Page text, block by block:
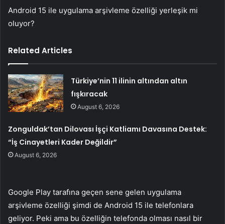
Android 15 ile uygulama arşivleme özelliği yerleşik mi
oluyor?
Related Articles
Türkiye’nin 11 ilinin altından altın
fışkıracak
August 6, 2026
Zonguldak’tan Dilovası İşçi Katliamı Davasına Destek:
“İş Cinayetleri Kader Değildir”
August 6, 2026
Google Play tarafına geçen sene gelen uygulama
arşivleme özelliği şimdi de Android 15 ile telefonlara
geliyor. Peki ama bu özelliğin telefonda olması nasıl bir